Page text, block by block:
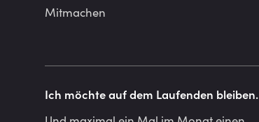
Mitmachen
Ich möchte auf dem Laufenden bleiben.